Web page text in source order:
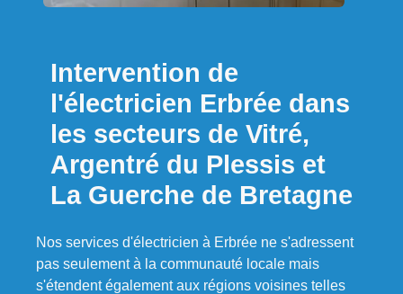
Intervention de
l'électricien Erbrée dans
les secteurs de Vitré,
Argentré du Plessis et
La Guerche de Bretagne
Nos services d'électricien à Erbrée ne s'adressent
pas seulement à la communauté locale mais
s'étendent également aux régions voisines telles